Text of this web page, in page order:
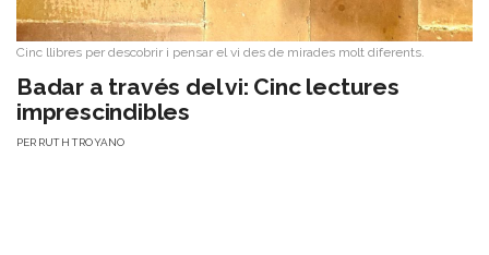
Cinc llibres per descobrir i pensar el vi des de mirades molt diferents.
Badar a través del vi: Cinc lectures
imprescindibles
PER RUTH TROYANO